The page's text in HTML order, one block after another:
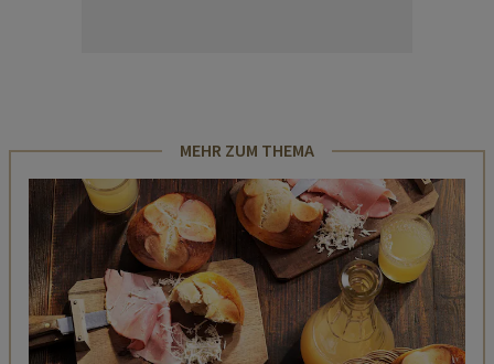
MEHR ZUM THEMA